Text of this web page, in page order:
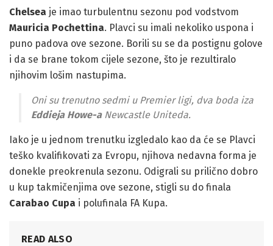
Chelsea je imao turbulentnu sezonu pod vodstvom
Mauricia Pochettina. Plavci su imali nekoliko uspona i
puno padova ove sezone. Borili su se da postignu golove
i da se brane tokom cijele sezone, što je rezultiralo
njihovim lošim nastupima.
Oni su trenutno sedmi u Premier ligi, dva boda iza
Eddieja Howe-aNewcastle Uniteda.
Iako je u jednom trenutku izgledalo kao da će se Plavci
teško kvalifikovati za Evropu, njihova nedavna forma je
donekle preokrenula sezonu. Odigrali su prilično dobro
u kup takmičenjima ove sezone, stigli su do finala
Carabao Cupa i polufinala FA Kupa.
READ ALSO